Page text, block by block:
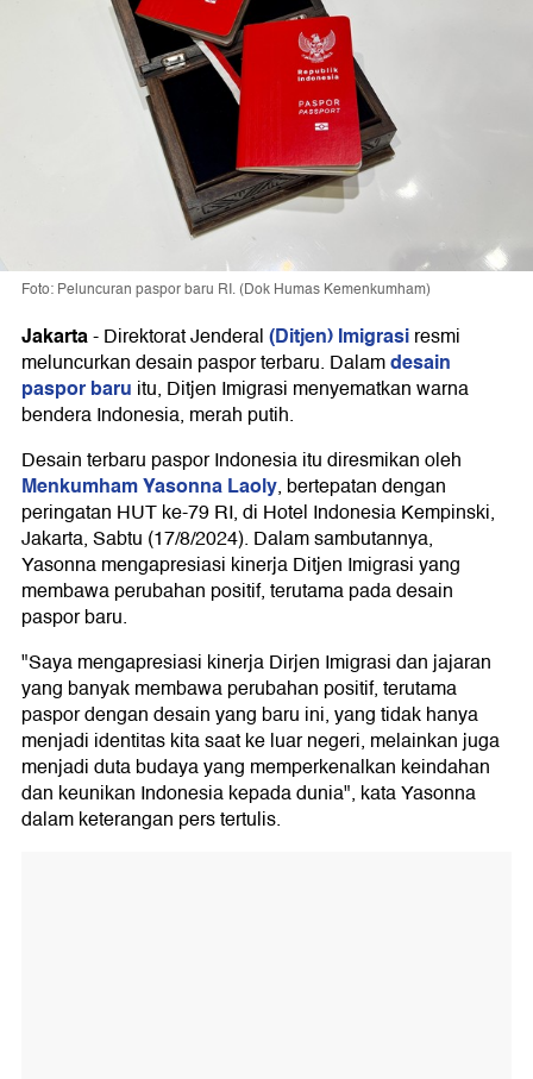
Foto: Peluncuran paspor baru RI. (Dok Humas Kemenkumham)
Jakarta-Direktorat Jenderal(Ditjen) Imigrasiresmi
meluncurkan desain paspor terbaru. Dalamdesain
paspor baru itu, Ditjen Imigrasi menyematkan warna
bendera Indonesia, merah putih.
Desain terbaru paspor Indonesia itu diresmikan oleh
Menkumham Yasonna Laoly, bertepatan dengan
peringatan HUT ke-79 RI, di Hotel Indonesia Kempinski,
Jakarta, Sabtu (17/8/2024). Dalam sambutannya,
Yasonna mengapresiasi kinerja Ditjen Imigrasi yang
membawa perubahan positif, terutama pada desain
paspor baru.
"Saya mengapresiasi kinerja Dirjen Imigrasi dan jajaran
yang banyak membawa perubahan positif, terutama
paspor dengan desain yang baru ini, yang tidak hanya
menjadi identitas kita saat ke luar negeri, melainkan juga
menjadi duta budaya yang memperkenalkan keindahan
dan keunikan Indonesia kepada dunia", kata Yasonna
dalam keterangan pers tertulis.